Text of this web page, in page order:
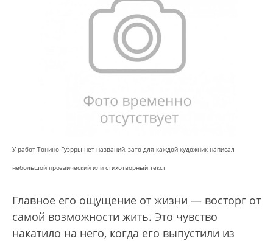
У работ Тонино Гуэрры нет названий, зато для каждой художник написал
небольшой прозаический или стихотворный текст
Главное его ощущение от жизни — восторг от
самой возможности жить. Это чувство
накатило на него, когда его выпустили из